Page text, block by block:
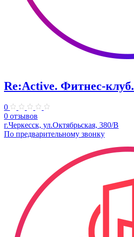
Re:Active. Фитнес-клуб.
0
0 отзывов
г.Черкесск, ул.Октябрьская, 380/В
По предварительному звонку